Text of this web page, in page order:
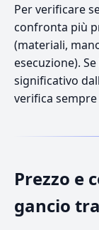
Per verificare
confronta più
(materiali,
esecuzione).
significativo
verifica
Prezzo e
gancio